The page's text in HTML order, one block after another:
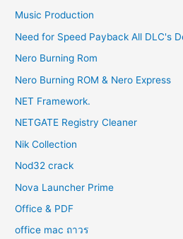
Music Production
Need for Speed Payback All DLC's
Nero Burning Rom
Nero Burning ROM & Nero Express
NET Framework.
NETGATE Registry Cleaner
Nik Collection
Nod32 crack
Nova Launcher Prime
Office & PDF
office mac ถาวร